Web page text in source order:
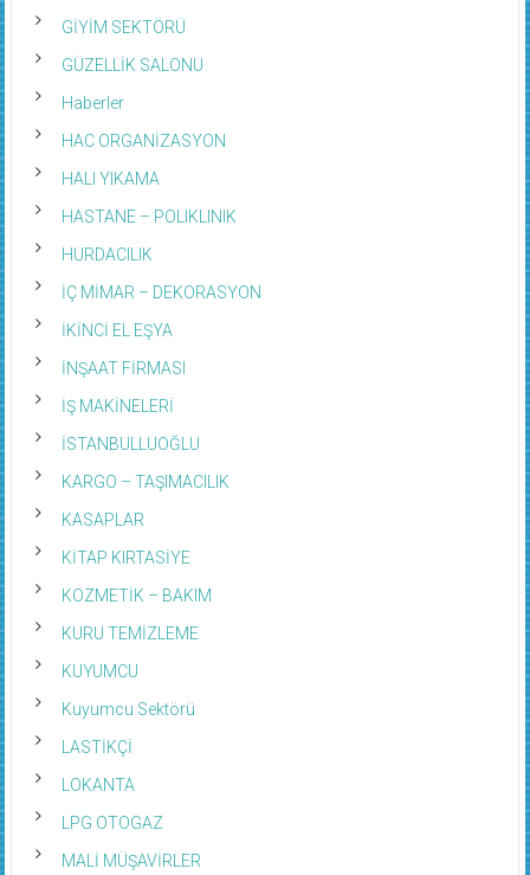
GİYİM SEKTÖRÜ
GÜZELLİK SALONU
Haberler
HAC ORGANİZASYON
HALI YIKAMA
HASTANE – POLIKLINIK
HURDACILIK
İÇ MİMAR – DEKORASYON
İKİNCİ EL EŞYA
İNŞAAT FİRMASI
İŞ MAKİNELERİ
İSTANBULLUOĞLU
KARGO – TAŞIMACILIK
KASAPLAR
KİTAP KIRTASİYE
KOZMETİK – BAKIM
KURU TEMİZLEME
KUYUMCU
Kuyumcu Sektörü
LASTİKÇİ
LOKANTA
LPG OTOGAZ
MALİ MÜŞAVİRLER